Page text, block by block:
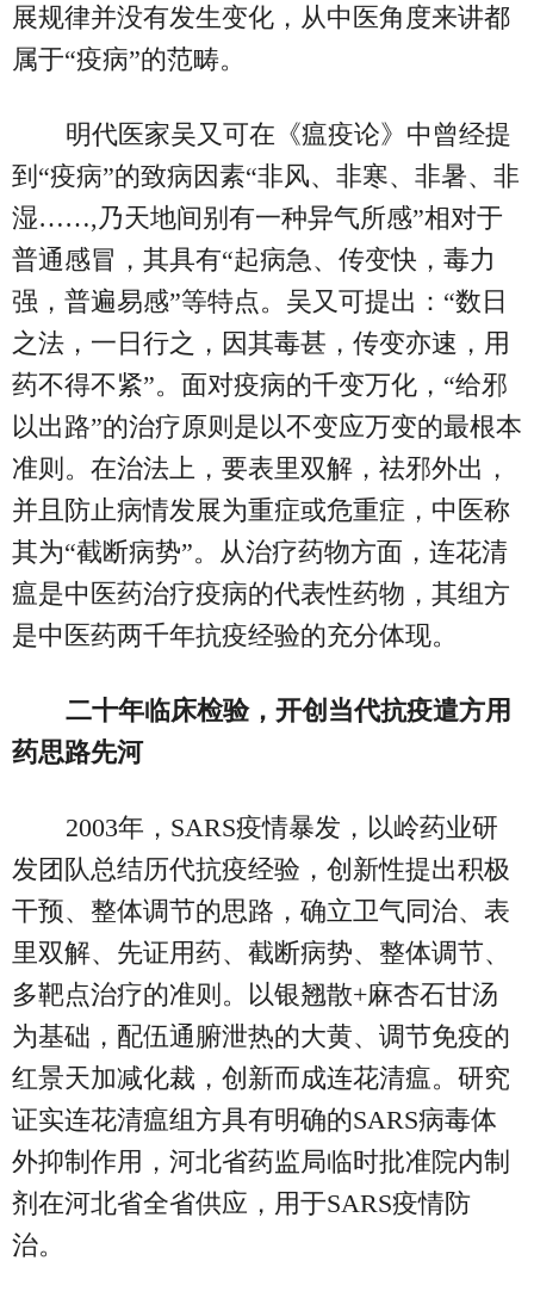
展规律并没有发生变化，从中医角度来讲都
属于“疫病”的范畴。
明代医家吴又可在《瘟疫论》中曾经提
到“疫病”的致病因素“非风、非寒、非暑、非
湿……,乃天地间别有一种异气所感”相对于
普通感冒，其具有“起病急、传变快，毒力
强，普遍易感”等特点。吴又可提出：“数日
之法，一日行之，因其毒甚，传变亦速，用
药不得不紧”。面对疫病的千变万化，“给邪
以出路”的治疗原则是以不变应万变的最根本
准则。在治法上，要表里双解，祛邪外出，
并且防止病情发展为重症或危重症，中医称
其为“截断病势”。从治疗药物方面，连花清
瘟是中医药治疗疫病的代表性药物，其组方
是中医药两千年抗疫经验的充分体现。
二十年临床检验，开创当代抗疫遣方用
药思路先河
2003年，SARS疫情暴发，以岭药业研
发团队总结历代抗疫经验，创新性提出积极
干预、整体调节的思路，确立卫气同治、表
里双解、先证用药、截断病势、整体调节、
多靶点治疗的准则。以银翘散+麻杏石甘汤
为基础，配伍通腑泄热的大黄、调节免疫的
红景天加减化裁，创新而成连花清瘟。研究
证实连花清瘟组方具有明确的SARS病毒体
外抑制作用，河北省药监局临时批准院内制
剂在河北省全省供应，用于SARS疫情防
治。